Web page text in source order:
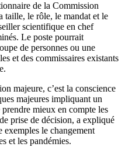
de la Commission
taille, le rôle, le mandat et le
scientifique en chef
Le poste pourrait
de personnes ou une
et des commissaires existants
majeure, c’est la conscience
majeures impliquant un
mieux en compte les
prise de décision, a expliqué
le changement
et les pandémies.